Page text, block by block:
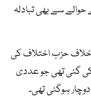
سے بھی تبادلہ
حزب اختلاف کی
گئی تھی جو عددی
ہوگئی تھی۔